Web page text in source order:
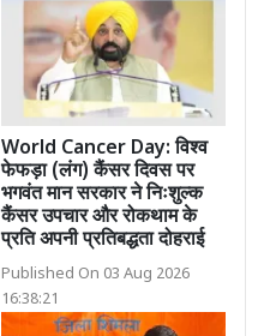
World Cancer Day: विश्व
फेफड़ा (लंग) कैंसर दिवस पर
भगवंत मान सरकार ने निःशुल्क
कैंसर उपचार और रोकथाम के
प्रति अपनी प्रतिबद्धता दोहराई
Published On 03 Aug 2026
16:38:21